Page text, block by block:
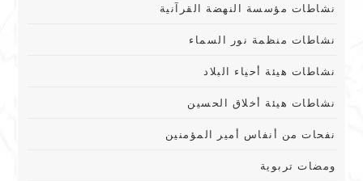
نشاطات مؤسسة النهضة القرآنية
نشاطات منظمة نور السماء
نشاطات هيئة أحياء البلاد
نشاطات هيئة أخلاق الحسين
نفحات من أنفاس أمير المؤمنين
ومضات تربوية